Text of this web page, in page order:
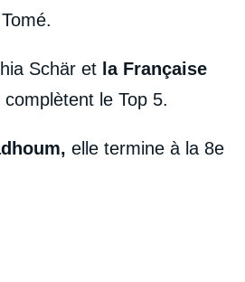
Schär et la Française
complètent le Top 5.
elle termine à la 8e